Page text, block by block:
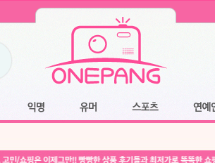
- 원팡
팡
/5600PA 흡입/인터랙티브/한국어 어댑터 및 사용 설명서